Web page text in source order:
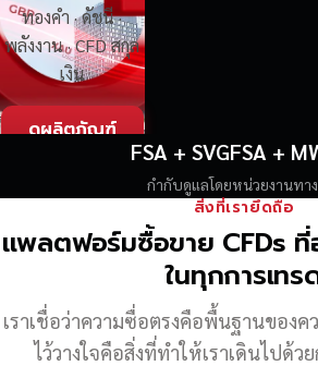
ทองคำ · ดัชนี ·
พลังงาน · CFD สกุล
เงิน
ดูผลิตภัณฑ์
FSA + SVGFSA +
กำกับดูแลโดยหน่วยงานทา
สิ่งที่เรายึดถือ
แพลตฟอร์มซื้อขาย CFDs
ในทุกการเทร
เราเชื่อว่าความซื่อตรงคือพื้นฐานของคว
ไว้วางใจคือสิ่งที่ทำให้เราเดินไปด้ว